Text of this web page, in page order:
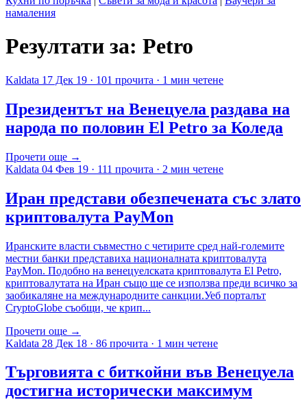
намаления
Резултати за: Petro
Kaldata 17 Дек 19 · 101 прочита · 1 мин четене
Президентът на Венецуела раздава на
народа по половин El Petro за Коледа
Прочети още →
Kaldata 04 Фев 19 · 111 прочита · 2 мин четене
Иран представи обезпечената със злато
криптовалута PayMon
Иранските власти съвместно с четирите сред най-големите
местни банки представиха националната криптовалута
PayMon. Подобно на венецуелската криптовалута El Petro,
криптовалутата на Иран също ще се използва преди всичко за
заобикаляне на международните санкции.Уеб порталът
CryptoGlobe съобщи, че крип...
Прочети още →
Kaldata 28 Дек 18 · 86 прочита · 1 мин четене
Търговията с биткойни във Венецуела
достигна исторически максимум